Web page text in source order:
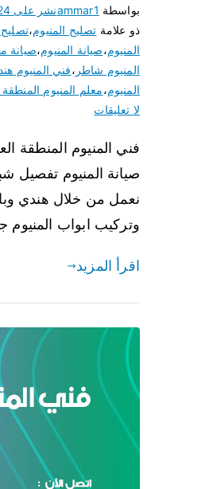
بواسطة ammar1نشر على 24 أبريل،
ذو علامة تصليح المنيوم،
المنيوم،صيانة المنيوم،صيانة
المنيوم شاطر ،فني المنيوم
المنيوم،معلم المنيوم
لا تعليقات
فني المنيوم المنطقة
صيانة المنيوم تفصيل
نعمل من خلال هندي
وتركيب ابواب
اقرأ المزيد